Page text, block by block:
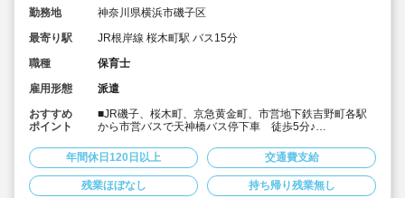
勤務地
神奈川県横浜市磯子区
最寄り駅
JR根岸線 桜木町駅 バス15分
職種
保育士
雇用形態
派遣
おすすめ
ポイント
■JR磯子、桜木町、京急黄金町、市営地下鉄吉野町各駅
から市営バスで天神橋バス停下車 徒歩5分♪
ます認可保育園！
■広々とした園庭でのびのびと保育に携わることが出来ま
す！
■時給1750円と高時給♪
年間休日120日以上 交通費支給
残業ほぼなし 持ち帰り残業無し